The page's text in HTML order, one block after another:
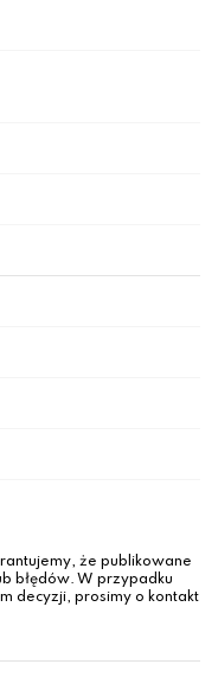
że publikowane
błędów. W przypadku
decyzji, prosimy o kontakt